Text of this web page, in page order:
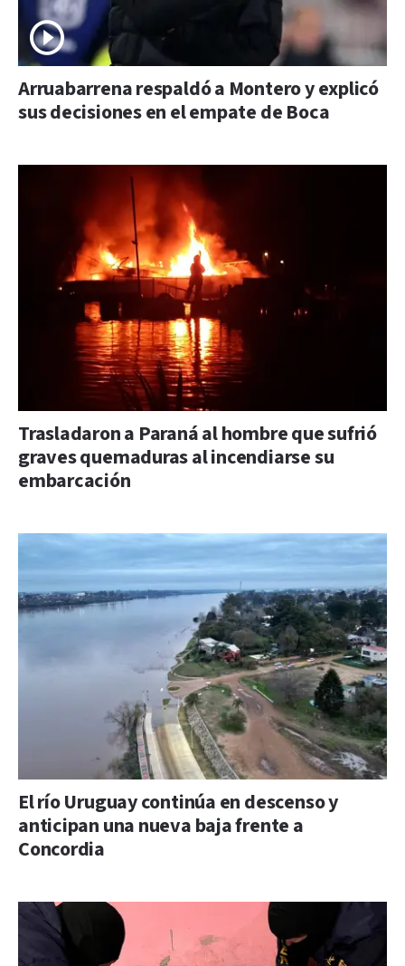
Arruabarrena respaldó a Montero y explicó
sus decisiones en el empate de Boca
Trasladaron a Paraná al hombre que sufrió
graves quemaduras al incendiarse su
embarcación
El río Uruguay continúa en descenso y
anticipan una nueva baja frente a
Concordia